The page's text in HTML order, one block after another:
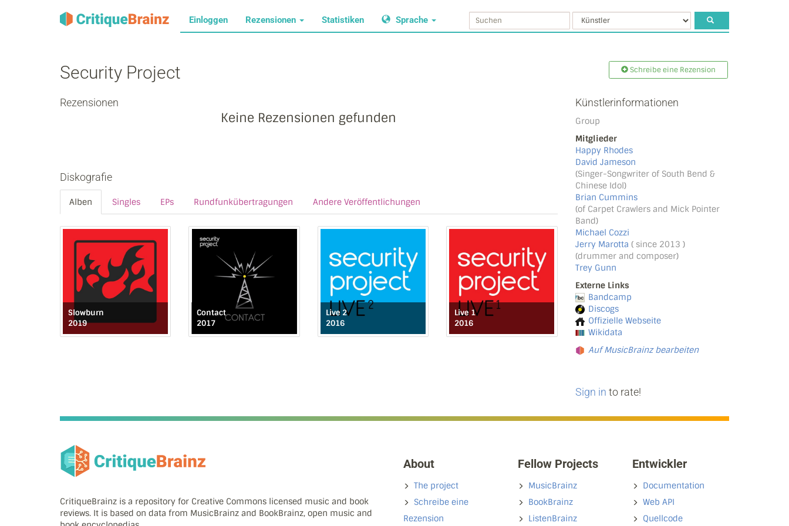
Einloggen Rezensionen Statistiken Sprache
Security Project Schreibe eine Rezension
Rezensionen
Keine Rezensionen gefunden
Diskografie
Alben Singles EPs Rundfunkübertragungen Andere Veröffentlichungen
Slowburn
2019
Contact
2017
Live 2
2016
Live 1
2016
Künstlerinformationen
Group
Mitglieder
Happy Rhodes
David Jameson
(Singer-Songwriter of South Bend &
Chinese Idol)
Brian Cummins
(of Carpet Crawlers and Mick Pointer
Band)
Michael Cozzi
Jerry Marotta ( since 2013 )
(drummer and composer)
Trey Gunn
Externe Links
Bandcamp
Discogs
Offizielle Webseite
Wikidata
Auf MusicBrainz bearbeiten
Sign in to rate!
CritiqueBrainz is a repository for Creative Commons licensed music and book
reviews. It is based on data from MusicBrainz and BookBrainz, open music and
About
The project
Schreibe eine
Rezension
Fellow Projects
MusicBrainz
BookBrainz
ListenBrainz
Entwickler
Documentation
Web API
Quellcode